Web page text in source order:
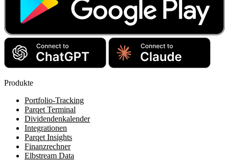
Produkte
Portfolio-Tracking
Parqet Terminal
Dividendenkalender
Integrationen
Parqet Insights
Finanzrechner
Elbstream Data